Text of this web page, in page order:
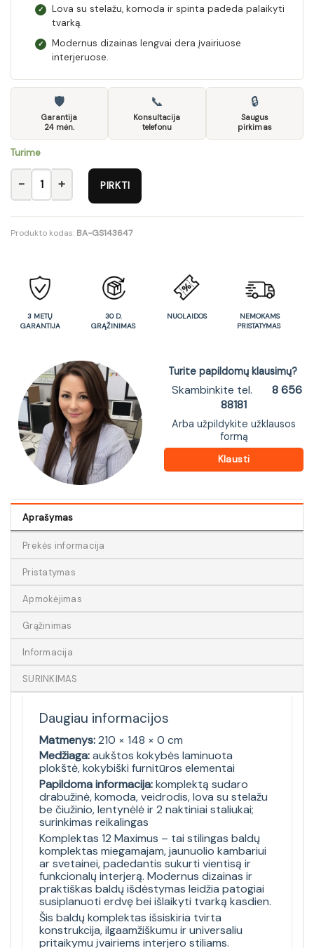
✓
Lova su stelažu, komoda ir spinta padeda palaikyti
tvarką.
✓
Modernus dizainas lengvai dera įvairiuose
interjeruose.
🛡
Garantija
24 mėn.
📞
Konsultacija
telefonu
🔒
Saugus
pirkimas
Turime
produkto kiekis: Komplektas 12 Maximus
PIRKTI
Produkto kodas: BA-GS143647
3 METŲ
GARANTIJA
30 D.
GRĄŽINIMAS
NUOLAIDOS
NEMOKAMS
PRISTATYMAS
Turite papildomų klausimų?
Skambinkite tel.
8 656
88181
Arba užpildykite užklausos
formą
Klausti
Aprašymas
Prekės informacija
Pristatymas
Apmokėjimas
Grąžinimas
Informacija
SURINKIMAS
Daugiau informacijos
Matmenys:210 × 148 × 0 cm
Medžiaga:aukštos kokybės laminuota
plokštė, kokybiški furnitūros elementai
Papildoma informacija:komplektą sudaro
drabužinė, komoda, veidrodis, lova su stelažu
be čiužinio, lentynėlė ir 2 naktiniai staliukai;
surinkimas reikalingas
Komplektas 12 Maximus – tai stilingas baldų
komplektas miegamajam, jaunuolio kambariui
ar svetainei, padedantis sukurti vientisą ir
funkcionalų interjerą. Modernus dizainas ir
praktiškas baldų išdėstymas leidžia patogiai
susiplanuoti erdvę bei išlaikyti tvarką kasdien.
Šis baldų komplektas išsiskiria tvirta
konstrukcija, ilgaamžiškumu ir universaliu
pritaikymu įvairiems interjero stiliams.